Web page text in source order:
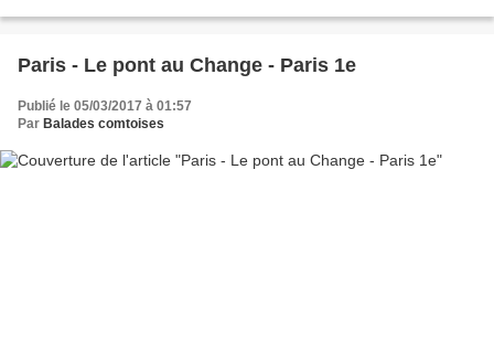
Paris - Le pont au Change - Paris 1e
Publié le 05/03/2017 à 01:57
Par Balades comtoises